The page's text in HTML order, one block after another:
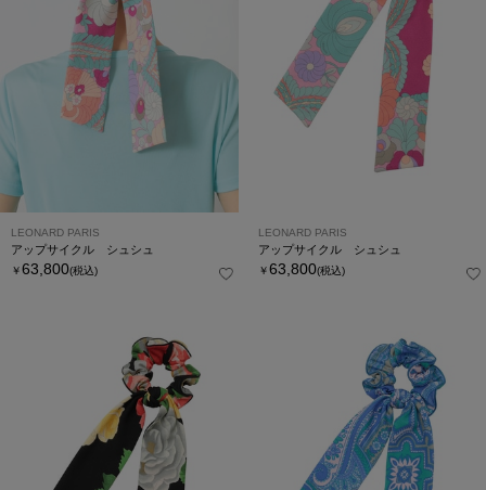
LEONARD PARIS
アップサイクル シュシュ
￥63,800(税込)
LEONARD PARIS
アップサイクル シュシュ
￥63,800(税込)